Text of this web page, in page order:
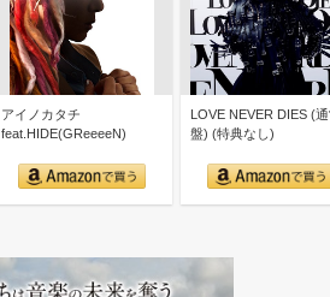
アイノカタチ
feat.HIDE(GReeeeN)
LOVE NEVER DIES (
盤) (特典なし)